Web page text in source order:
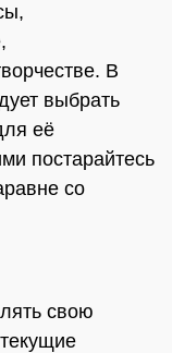
В
выбрать
её
постарайтесь
со
свою